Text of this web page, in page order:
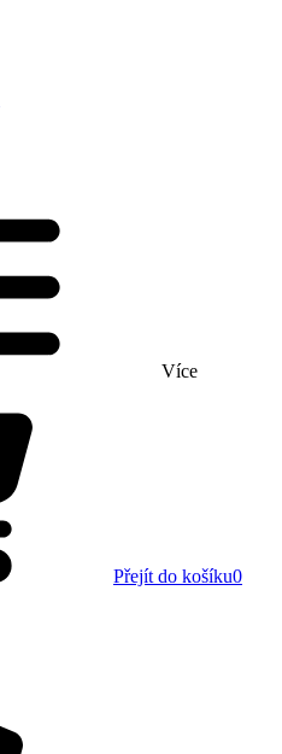
Více
Přejít do košíku0